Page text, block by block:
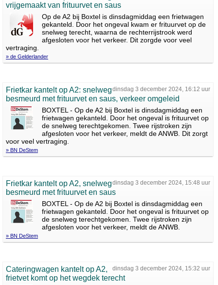
vrijgemaakt van frituurvet en saus
Op de A2 bij Boxtel is dinsdagmiddag een frietwagen
gekanteld. Door het ongeval kwam er frituurvet op de
snelweg terecht, waarna de rechterrijstrook werd
afgesloten voor het verkeer. Dit zorgde voor veel
vertraging.
» de Gelderlander
dinsdag 3 december 2024, 16:12 uur
Frietkar kantelt op A2: snelweg
besmeurd met frituurvet en saus, verkeer omgeleid
BOXTEL - Op de A2 bij Boxtel is dinsdagmiddag een
frietwagen gekanteld. Door het ongeval is frituurvet op
de snelweg terechtgekomen. Twee rijstroken zijn
afgesloten voor het verkeer, meldt de ANWB. Dit zorgt
voor veel vertraging.
» BN DeStem
dinsdag 3 december 2024, 15:48 uur
Frietkar kantelt op A2, snelweg
besmeurd met frituurvet en saus
BOXTEL - Op de A2 bij Boxtel is dinsdagmiddag een
frietwagen gekanteld. Door het ongeval is frituurvet op
de snelweg terechtgekomen. Twee rijstroken zijn
afgesloten voor het verkeer, meldt de ANWB.
» BN DeStem
dinsdag 3 december 2024, 15:32 uur
Cateringwagen kantelt op A2,
frietvet komt op het wegdek terecht